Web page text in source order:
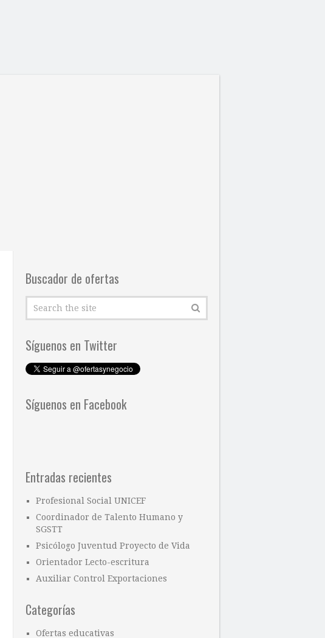
Buscador de ofertas
Síguenos en Twitter
Síguenos en Facebook
Entradas recientes
Profesional Social UNICEF
Coordinador de Talento Humano y
SGSTT
Psicólogo Juventud Proyecto de Vida
Orientador Lecto-escritura
Auxiliar Control Exportaciones
Categorías
Ofertas educativas